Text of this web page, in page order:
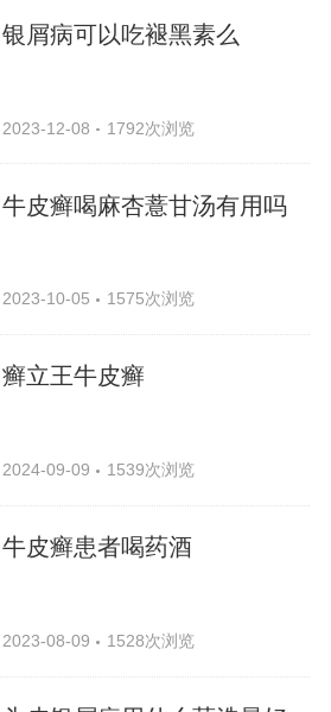
银屑病可以吃褪黑素么
2023-12-08 1792次浏览
牛皮癣喝麻杏薏甘汤有用吗
2023-10-05 1575次浏览
癣立王牛皮癣
2024-09-09 1539次浏览
牛皮癣患者喝药酒
2023-08-09 1528次浏览